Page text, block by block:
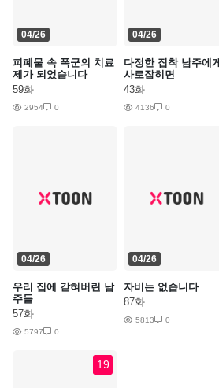
04/26
피폐물 속 폭군의 치료
제가 되었습니다
59화
2954 0
04/26
다정한 집착 남주에게
사로잡히면
43화
4136 0
04/26
우리 집에 갇혀버린 남
주들
57화
5797 0
04/26
자비는 없습니다
87화
5813 0
19